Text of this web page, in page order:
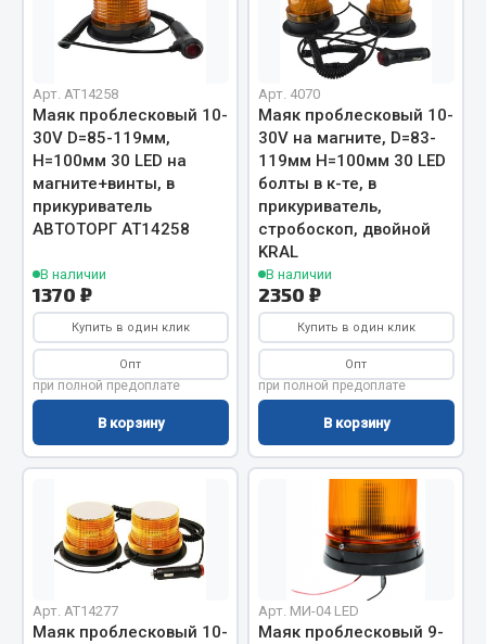
Показать ещё
Запчасти на полуприцепы
Амортизаторы для полуприцепов
Весь раздел
Запчасти КамАЗ
Двигатель
Система питания
Система охлаждения
Сцепление
Коробка передач
Коробка передач ZF
Показать ещё
Весь раздел
Арт. AT14258
Маяк проблесковый 10-
30V D=85-119мм,
H=100мм 30 LED на
магните+винты, в
прикуриватель
АВТОТОРГ АТ14258
В наличии
1370 ₽
Купить в один клик
Опт
при полной предоплате
В корзину
Арт. 4070
Маяк проблесковый 10-
30V на магните, D=83-
119мм H=100мм 30 LED
болты в к-те, в
прикуриватель,
стробоскоп, двойной
KRAL
В наличии
2350 ₽
Купить в один клик
Опт
при полной предоплате
В корзину
Арт. AT14277
Маяк проблесковый 10-
Арт. МИ-04 LED
Маяк проблесковый 9-